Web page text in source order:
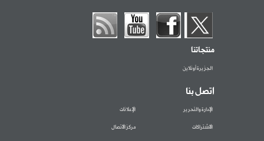
منتجاتنا
الجزيرة أونلاين
اتصل بنا
الإدارة والتحرير الإعلانات
الاشتراكات مركز الاتصال